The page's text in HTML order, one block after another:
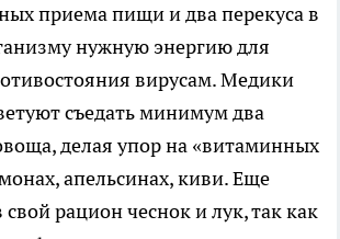
приема пищи и два перекуса в
нужную энергию для
вирусам. Медики
съедать минимум два
делая упор на «витаминных
апельсинах, киви. Еще
свой рацион чеснок и лук, так как